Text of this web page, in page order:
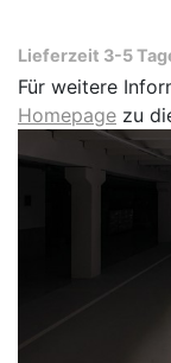
Lieferzeit 3-5
Für weitere
Homepage zu